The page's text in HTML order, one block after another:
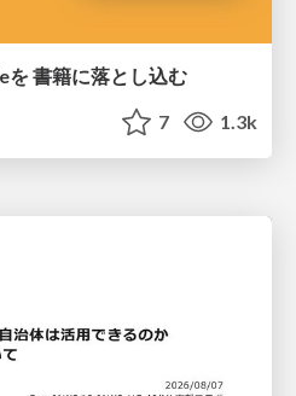
書籍に落とし込む
7 1.3k